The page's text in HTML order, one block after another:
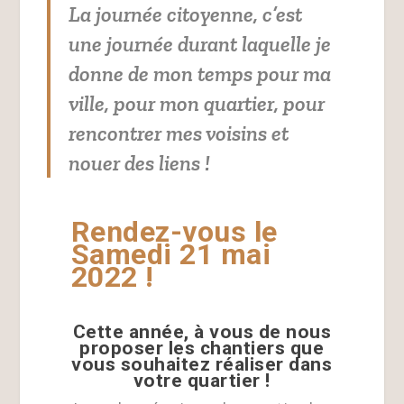
La journée citoyenne, c’est
une journée durant laquelle je
donne de mon temps pour ma
ville, pour mon quartier, pour
rencontrer mes voisins et
nouer des liens !
Rendez-vous le
Samedi 21 mai
2022 !
Cette année, à vous de nous
proposer les chantiers que
vous souhaitez réaliser dans
votre quartier !